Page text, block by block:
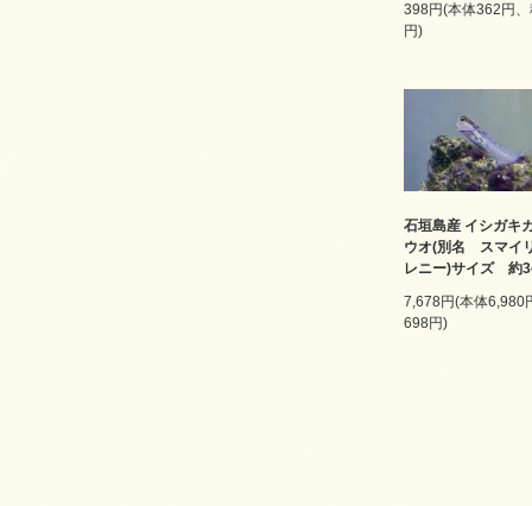
398円(本体362円
円)
石垣島産 イシガキ
ウオ(別名 スマイ
レニー)サイズ 約
7,678円(本体6,980
698円)